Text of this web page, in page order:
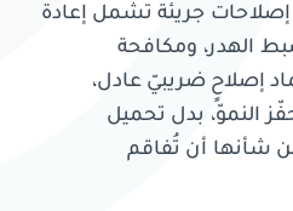
إصلاحات جريئة تشمل إعادة
الهدر، ومكافحة
إصلاحٍ ضريبيّ عادل،
النموّ، بدل تحميل
من شأنها أن تُفاقم